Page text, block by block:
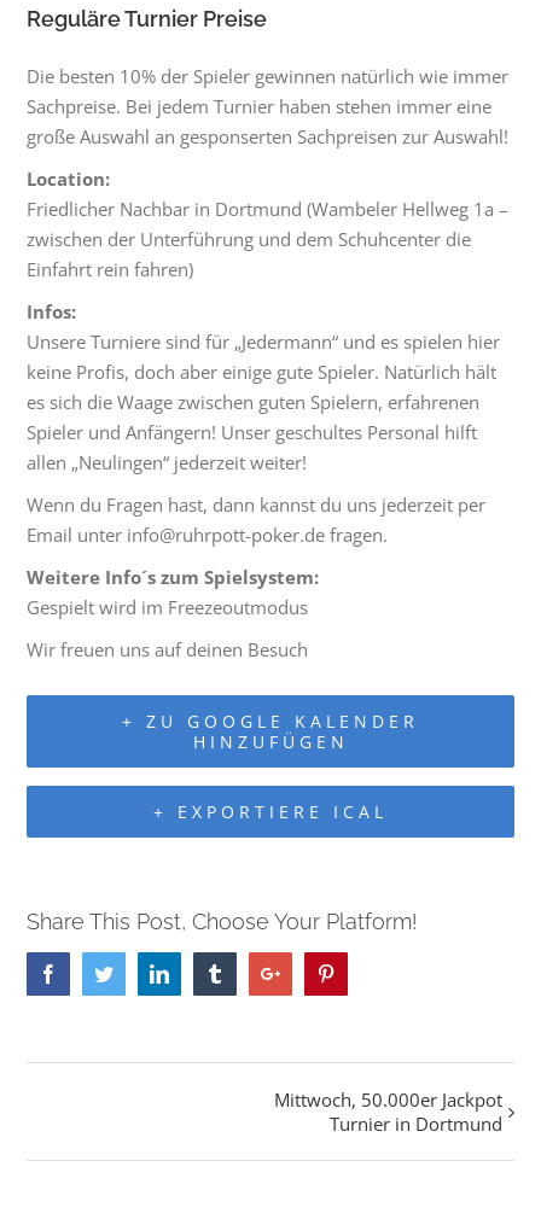
Reguläre Turnier Preise
Die besten 10% der Spieler gewinnen natürlich wie immer
Sachpreise. Bei jedem Turnier haben stehen immer eine
große Auswahl an gesponserten Sachpreisen zur Auswahl!
Location:
Friedlicher Nachbar in Dortmund (Wambeler Hellweg 1a –
zwischen der Unterführung und dem Schuhcenter die
Einfahrt rein fahren)
Infos:
Unsere Turniere sind für „Jedermann“ und es spielen hier
keine Profis, doch aber einige gute Spieler. Natürlich hält
es sich die Waage zwischen guten Spielern, erfahrenen
Spieler und Anfängern! Unser geschultes Personal hilft
allen „Neulingen“ jederzeit weiter!
Wenn du Fragen hast, dann kannst du uns jederzeit per
Email unter info@ruhrpott-poker.de fragen.
Weitere Info´s zum Spielsystem:
Gespielt wird im Freezeoutmodus
Wir freuen uns auf deinen Besuch
+ ZU GOOGLE KALENDER
HINZUFÜGEN
+ EXPORTIERE ICAL
Share This Post, Choose Your Platform!
FacebookTwitterLinkedin TumblrGoogle+
Mittwoch, 50.000er Jackpot
Turnier in Dortmund